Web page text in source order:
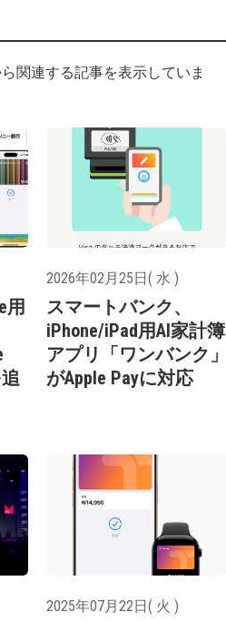
関連する記事を表示していま
用
2026年02月25日( 水 )
スマートバンク、
iPhone/iPad用AI家計簿
アプリ「ワンバンク」
がApple Payに対応
2025年07月22日( 火 )